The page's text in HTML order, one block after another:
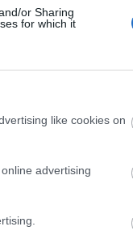
or Sharing
for which it
like cookies on
advertising
terra mare
sassi del